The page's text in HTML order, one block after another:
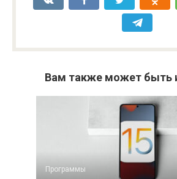
Вам также может быть
Программы